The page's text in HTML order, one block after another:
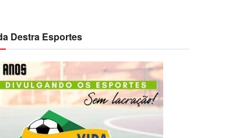
Destra Esportes